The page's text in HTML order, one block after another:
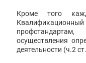
Кроме того
осуществления
деятельности (ч.2